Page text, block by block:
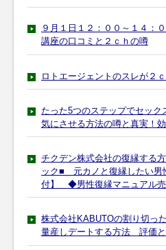
９月１日１２：００～１４：
講座の口コミと２ｃｈの噂
ロトエージェントのスレが２
たった5つのステップでセッ
気にさせる方法の噂と真実！
チクデン株式会社の復縁する
ック■ 元カノと復縁したい
付】 ◆男性復縁マニュアル
株式会社KABUTOの割り切っ
量産しデートする方法 評価と